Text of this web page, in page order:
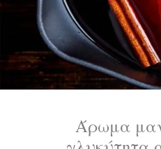
Άρωμα